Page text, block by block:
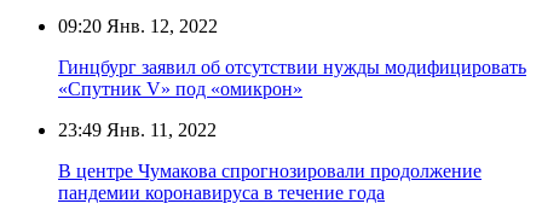
09:20 Янв. 12, 2022
Гинцбург заявил об отсутствии нужды модифицировать
«Спутник V» под «омикрон»
23:49 Янв. 11, 2022
В центре Чумакова спрогнозировали продолжение
пандемии коронавируса в течение года